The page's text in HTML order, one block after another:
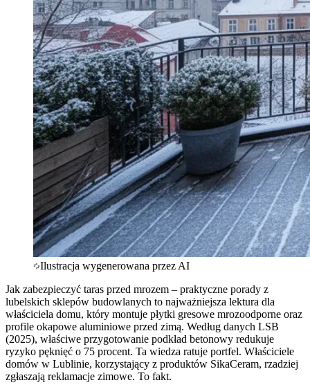
Ilustracja wygenerowana przez AI
Jak zabezpieczyć taras przed mrozem – praktyczne porady z
lubelskich sklepów budowlanych to najważniejsza lektura dla
właściciela domu, który montuje płytki gresowe mrozoodporne oraz
profile okapowe aluminiowe przed zimą. Według danych LSB
(2025), właściwe przygotowanie podkład betonowy redukuje
ryzyko pęknięć o 75 procent. Ta wiedza ratuje portfel. Właściciele
domów w Lublinie, korzystający z produktów SikaCeram, rzadziej
zgłaszają reklamacje zimowe. To fakt.